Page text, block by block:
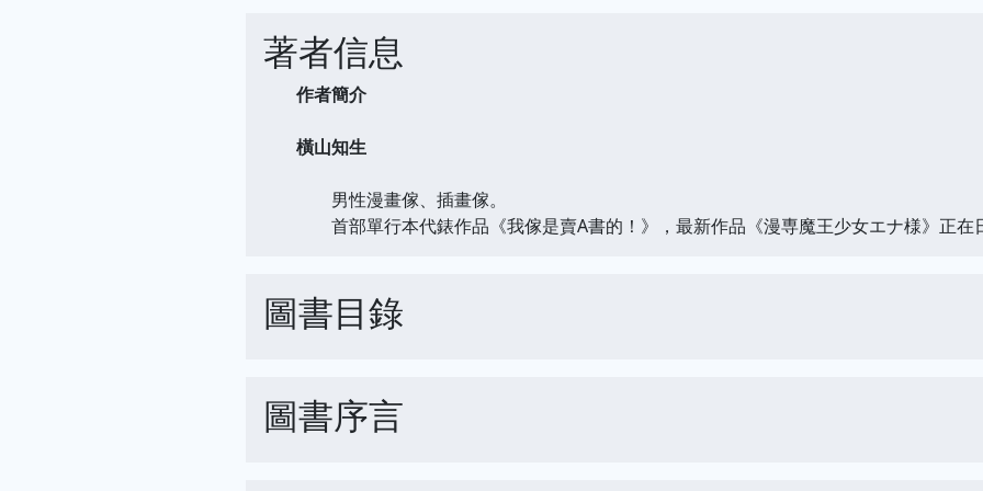
著者信息
作者簡介
橫山知生
男性漫畫傢、插畫傢。
首部單行本代錶作品《我傢是賣A書的！》，最新作品《漫専魔王少女エナ様》正在
圖書目錄
圖書序言